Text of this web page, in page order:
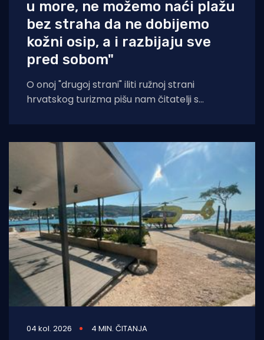
u more, ne možemo naći plažu
bez straha da ne dobijemo
kožni osip, a i razbijaju sve
pred sobom"
O onoj "drugoj strani" iliti ružnoj strani
hrvatskog turizma pišu nam čitatelji s
04 kol. 2026 4 MIN. ČITANJA